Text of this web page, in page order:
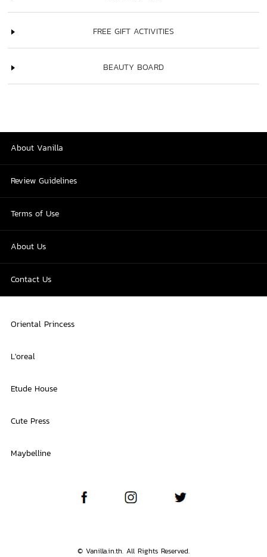
FREE GIFT ACTIVITIES
BEAUTY BOARD
About Vanilla
Review Guidelines
Terms of Use
About Us
Contact Us
Oriental Princess
L'oreal
Etude House
Cute Press
Maybelline
© Vanilla.in.th. All Rights Reserved.